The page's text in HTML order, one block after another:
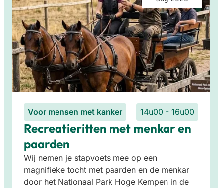
Voor mensen met kanker 14u00 - 16u00
Recreatieritten met menkar en
paarden
Wij nemen je stapvoets mee op een
magnifieke tocht met paarden en de menkar
door het Nationaal Park Hoge Kempen in de